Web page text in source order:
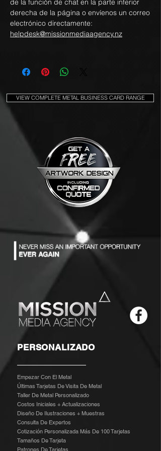
de la función de chat en la parte inferior
derecha de la página o envíenos un correo
electrónico directamente:
helpdesk@missionmediaagency.nz
VIEW COMPLETE METAL BUSINESS CARD RANGE
PERSONALIZADO
Empezar Con El Metal
Últimas Tarjetas De Visita De Metal
Taller De Metal Personalizado
Costos Iniciales + Actualizaciones
Diseño De Ilustraciones + Muestras
Consulta De Expertos
Cotización Personalizada Más De 100 Tarjetas
Tamaños De Tarjeta
Patrones De Tarjetas